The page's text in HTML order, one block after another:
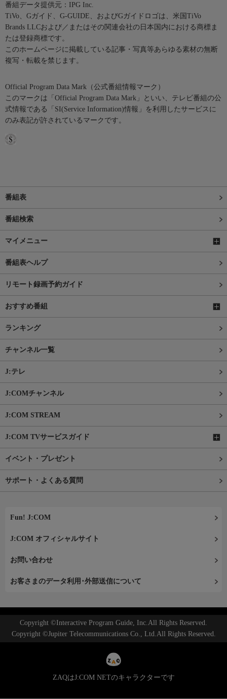
番組データ提供元：IPG Inc.
TiVo、Gガイド、G-GUIDE、およびGガイドロゴは、米国TiVo
Brands LLCおよび／またはその関連会社の日本国内における商標ま
たは登録商標です。
このホームページに掲載している記事・写真等あらゆる素材の無断
複写・転載を禁じます。
Official Program Data Mark（公式番組情報マーク）
このマークは「Official Program Data Mark」といい、テレビ番組の公
式情報である「SI(Service Information)情報」を利用したサービスに
のみ表記が許されているマークです。
番組表
番組検索
マイメニュー
番組表ヘルプ
リモート録画予約ガイド
おすすめ番組
ランキング
チャンネル一覧
J:テレ
J:COMチャンネル
J:COM STREAM
J:COM TVサービスガイド
イベント・プレゼント
サポート・よくある質問
Fun! J:COM
J:COM オフィシャルサイト
お問い合わせ
お客さまのデータ利用･外部送信について
Copyright ©Interactive Program Guide, Inc.All Rights Reserved.
Copyright ©Jupiter Telecommunications Co., Ltd.All Rights Reserved.
ZAQはJ:COM NETのキャラクターです